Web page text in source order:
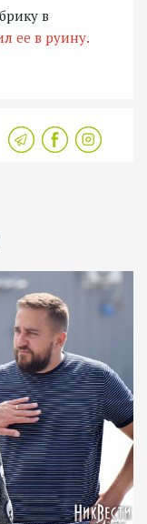
в
ее в руину.